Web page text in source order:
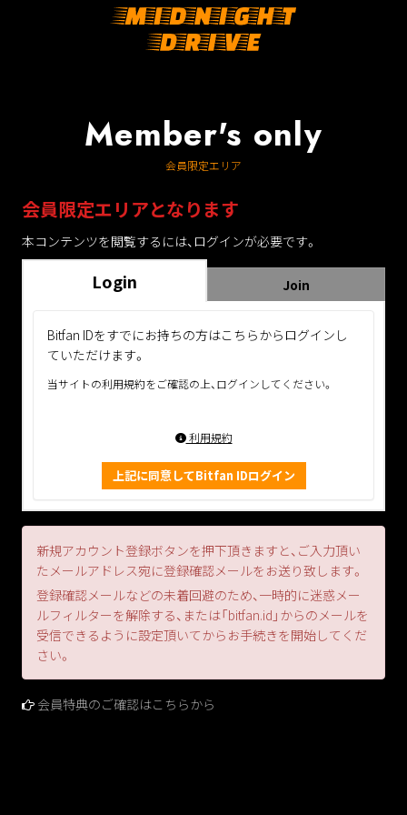
Member's only
会員限定エリア
会員限定エリアとなります
本コンテンツを閲覧するには、ログインが必要です。
Login Join
Bitfan IDをすでにお持ちの方はこちらからログインし
ていただけます。
当サイトの利用規約をご確認の上、ログインしてください。
利用規約
上記に同意してBitfan IDログイン
新規アカウント登録ボタンを押下頂きますと、ご入力頂い
たメールアドレス宛に登録確認メールをお送り致します。
登録確認メールなどの未着回避のため、一時的に迷惑メー
ルフィルターを解除する、または「bitfan.id」からのメールを
受信できるように設定頂いてからお手続きを開始してくだ
さい。
会員特典のご確認はこちらから